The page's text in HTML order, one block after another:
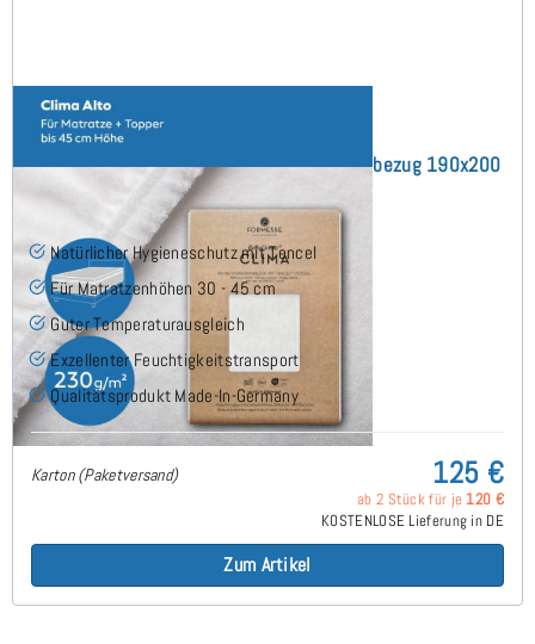
Bella Donna Clima Alto (bis 45cm) Schonbezug 190x200
cm
Natürlicher Hygieneschutz mit Tencel
Für Matratzenhöhen 30 - 45 cm
Guter Temperaturausgleich
Exzellenter Feuchtigkeitstransport
Qualitätsprodukt Made-In-Germany
Karton (Paketversand) 125 €
ab 2 Stück für je 120 €
KOSTENLOSE Lieferung in DE
Zum Artikel